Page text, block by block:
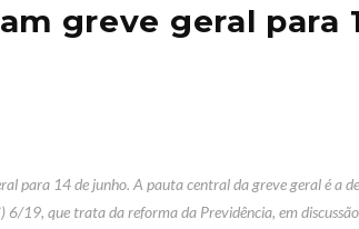
greve geral para
para 14 de junho. A pauta central da greve geral é a
19, que trata da reforma da Previdência, em